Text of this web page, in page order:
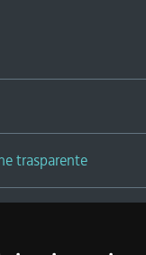
trasparente